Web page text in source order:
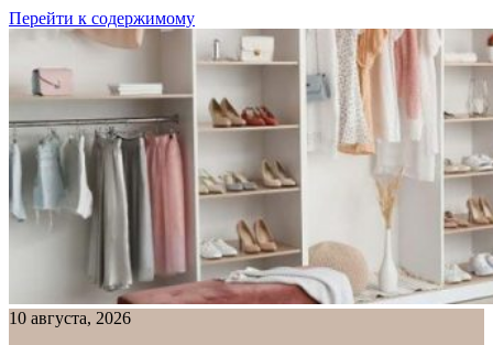
Перейти к содержимому
10 августа, 2026